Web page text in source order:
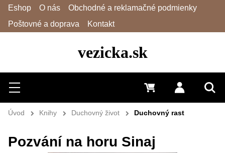
vezicka.sk
Hľadať
Menu Prihlásiť
0 €
Eshop O nás
Obchodné a reklamačné podmienky
Poštovné a doprava
Kontakt
Úvod Knihy Duchovný život Duchovný rast
Pozvání na horu Sinaj